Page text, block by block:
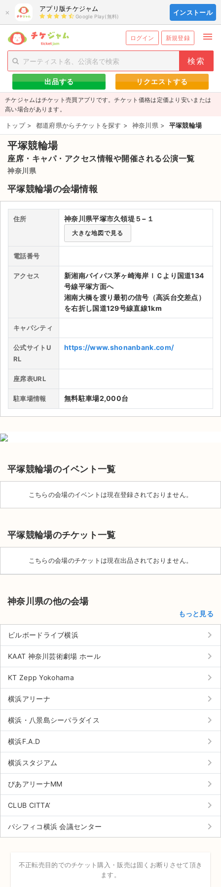
× アプリ版チケジャム
Google Play(無料) インストール
ログイン 新規登録 menu
person_add 新規会員登録 exit_to_app ログイン
チケットを探す
新着チケット
値下げしたチケット
都道府県からチケットを探す
もうすぐ開催のチケット
チケットのリクエスト一覧
取扱チケット
ライブ・コンサート（国内）
ライブ・コンサート（海外）
イベント
演劇・ミュージカル
ご利用ガイド
ご利用ガイド
手数料・お支払い方法
AIに質問する
よくある質問
お知らせ
サイト情報
チケットジャム運営会社
チケットジャム利用規約
プライバシーポリシー
特定商取引法に基づく表記
公演登録依頼
不正転売禁止法について
チケットジャムの取り組み
音楽情報
出品する リクエストする
チケジャムはチケット売買アプリです。チケット価格は定価より安いまたは
高い場合があります。
トップ > 都道府県からチケットを探す > 神奈川県 > 平塚競輪場
平塚競輪場
座席・キャパ・アクセス情報や開催される公演一覧
神奈川県
平塚競輪場の会場情報
住所 神奈川県平塚市久領堤５−１
大きな地図で見る
電話番号
アクセス
新湘南バイパス茅ヶ崎海岸ＩＣより国道134
号線平塚方面へ
湘南大橋を渡り最初の信号（高浜台交差点）
を右折し国道129号線直線1km
キャパシティ
公式サイトU
RL
https://www.shonanbank.com/
座席表URL
駐車場情報 無料駐車場2,000台
平塚競輪場のイベント一覧
こちらの会場のイベントは現在登録されておりません。
平塚競輪場のチケット一覧
こちらの会場のチケットは現在出品されておりません。
神奈川県の他の会場
もっと見る
ビルボードライブ横浜 keyboard_arrow_right
KAAT 神奈川芸術劇場 ホール keyboard_arrow_right
KT Zepp Yokohama keyboard_arrow_right
横浜アリーナ keyboard_arrow_right
横浜・八景島シーパラダイス keyboard_arrow_right
横浜F.A.D keyboard_arrow_right
横浜スタジアム keyboard_arrow_right
ぴあアリーナMM keyboard_arrow_right
CLUB CITTA’ keyboard_arrow_right
パシフィコ横浜 会議センター keyboard_arrow_right
不正転売目的でのチケット購入・販売は固くお断りさせて頂き
ます。